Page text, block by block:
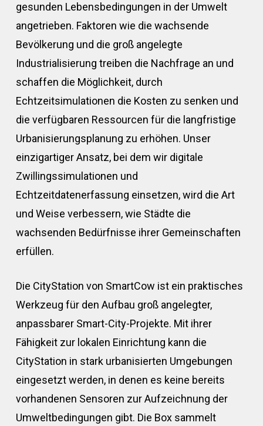
gesunden Lebensbedingungen in der Umwelt
angetrieben. Faktoren wie die wachsende
Bevölkerung und die groß angelegte
Industrialisierung treiben die Nachfrage an und
schaffen die Möglichkeit, durch
Echtzeitsimulationen die Kosten zu senken und
die verfügbaren Ressourcen für die langfristige
Urbanisierungsplanung zu erhöhen. Unser
einzigartiger Ansatz, bei dem wir digitale
Zwillingssimulationen und
Echtzeitdatenerfassung einsetzen, wird die Art
und Weise verbessern, wie Städte die
wachsenden Bedürfnisse ihrer Gemeinschaften
erfüllen.
Die CityStation von SmartCow ist ein praktisches
Werkzeug für den Aufbau groß angelegter,
anpassbarer Smart-City-Projekte. Mit ihrer
Fähigkeit zur lokalen Einrichtung kann die
CityStation in stark urbanisierten Umgebungen
eingesetzt werden, in denen es keine bereits
vorhandenen Sensoren zur Aufzeichnung der
Umweltbedingungen gibt. Die Box sammelt